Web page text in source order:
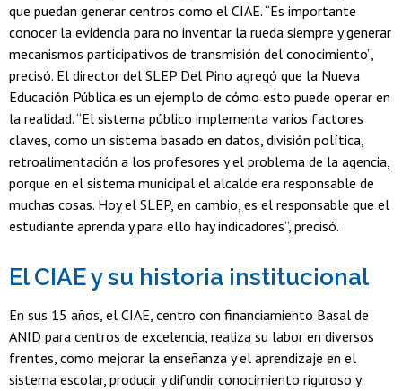
que puedan generar centros como el CIAE. “Es importante
conocer la evidencia para no inventar la rueda siempre y generar
mecanismos participativos de transmisión del conocimiento”,
precisó. El director del SLEP Del Pino agregó que la Nueva
Educación Pública es un ejemplo de cómo esto puede operar en
la realidad. “El sistema público implementa varios factores
claves, como un sistema basado en datos, división política,
retroalimentación a los profesores y el problema de la agencia,
porque en el sistema municipal el alcalde era responsable de
muchas cosas. Hoy el SLEP, en cambio, es el responsable que el
estudiante aprenda y para ello hay indicadores”, precisó.
El CIAE y su historia institucional
En sus 15 años, el CIAE, centro con financiamiento Basal de
ANID para centros de excelencia, realiza su labor en diversos
frentes, como mejorar la enseñanza y el aprendizaje en el
sistema escolar, producir y difundir conocimiento riguroso y